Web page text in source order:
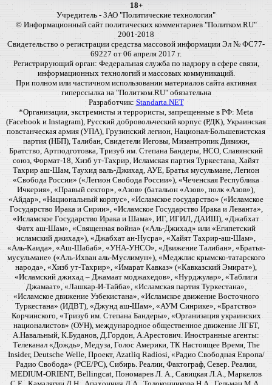
18+
Учредитель - ЗАО "Политические технологии"
© Информационный сайт политических комментариев "Политком.RU"
2001-2018
Свидетельство о регистрации средства массовой информации Эл № ФС77-
69227 от 06 апреля 2017 г.
Регистрирующий орган: Федеральная служба по надзору в сфере связи,
информационных технологий и массовых коммуникаций.
При полном или частичном использовании материалов сайта активная
гиперссылка на "Политком.RU" обязательна
Разработчик: Standarta.NET
*Организации, экстремисты и террористы, запрещенные в РФ: Meta
(Facebook и Instagram), Русский добровольческий корпус (РДК), Украинская
повстанческая армия (УПА), Грузинский легион, Национал-Большевистская
партия (НБП), Талибан, Свидетели Иеговы, Мизантропик Дивижн,
Братство, Артподготовка, Тризуб им. Степана Бандеры, НСО, Славянский
союз, Формат-18, Хизб ут-Тахрир, Исламская партия Туркестана, Хайят
Тахрир аш-Шам, Таухид валь-Джихад, АУЕ, Братья мусульмане, Легион
«Свобода России» («Легион Свобода России»), «Чеченская Республика
Ичкерия», «Правый сектор», «Азов» (батальон «Азов», полк «Азов»),
«Айдар», «Национальный корпус», «Исламское государство» («Исламское
Государство Ирака и Сирии», «Исламское Государство Ирака и Леванта»,
«Исламское Государство Ирака и Шама», ИГ, ИГИЛ, ДАИШ), «Джабхат
Фатх аш-Шам», «Священная война» («Аль-Джихад» или «Египетский
исламский джихад»), «Джабхат ан-Нусра», «Хайят Тахрир-аш-Шам»,
«Аль-Каида», «Аш-Шабаб», «УНА-УНСО», «Движение Талибан», «Братья-
мусульмане» («Аль-Ихван аль-Муслимун»), «Меджлис крымско-татарского
народа», «Хизб ут-Тахрир», «Имарат Кавказ» («Кавказский Эмират»),
«Исламский джихад – Джамаат моджахедов», «Нурджулар», «Таблиги
Джамаат», «Лашкар-И-Тайба», «Исламская партия Туркестана»,
«Исламское движение Узбекистана», «Исламское движение Восточного
Туркестана» (ИДВТ), «Джунд аш-Шам», «АУМ Синрике», «Братство»
Корчинского, «Тризуб им. Степана Бандеры», «Организация украинских
националистов» (ОУН), международное общественное движение ЛГБТ,
А.Навальный, К.Буданов, Д.Гордон, А.Арестович. Иностранные агенты:
Телеканал «Дождь», Медуза, Голос Америки, ТК Настоящее Время, The
Insider, Deutsche Welle, Проект, Azatliq Radiosi, «Радио Свободная Европа/
Радио Свобода» (PCE/PC), Сибирь. Реалии, Фактограф, Север. Реалии,
MEDIUM-ORIENT, Bellingcat, Пономарев Л. А., Савицкая Л.А., Маркелов